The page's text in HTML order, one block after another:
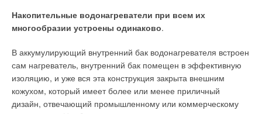
Накопительные водонагреватели при всем их
многообразии устроены одинаково.
В аккумулирующий внутренний бак водонагревателя встроен
сам нагреватель, внутренний бак помещен в эффективную
изоляцию, и уже вся эта конструкция закрыта внешним
кожухом, который имеет более или менее приличный
дизайн, отвечающий промышленному или коммерческому
Автоматическая задержка повторного розжига повышает
надежность и безопасность работы. Конденсационные
способствуют понижению влияния на окружающую
природную среду.
Энергосбережение и высший уровень комфорта
обеспечивает режим Auto. Система управления регулирует
стимулирующей водосбережение, необходим ряд мер
организационного и технического характера:
а) в сфере водоснабжения и водопотребления:
применение водоразборной и запорной арматуры с
минимальным уровнем утечек; организация и проведение
периодических профилактических осмотров и
регулировок водоразборной и запорной арматуры;
улучшение качества водопроводной воды и приведение